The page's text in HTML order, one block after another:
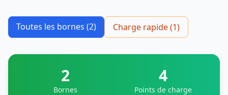
Toutes les bornes (2) Charge rapide (1)
2
Bornes
4
Points de charge